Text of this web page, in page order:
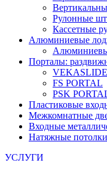
Рулонные
Кассетные
Алюминиевые
Порталы:
FS PORTAL
PSK
Пластиковые
Межкомнатные
Входные
Натяжные потолки
УСЛУГИ